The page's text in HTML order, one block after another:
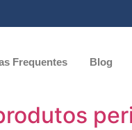
Frequentes Blog